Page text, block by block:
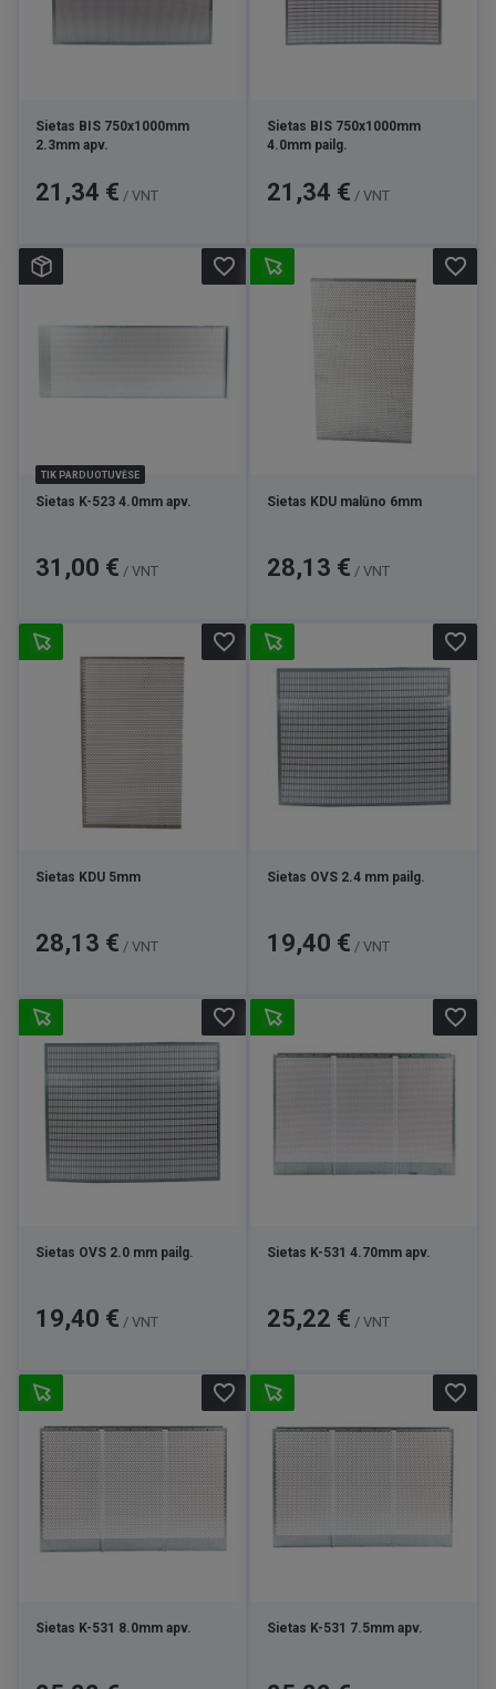
Sietas BIS 750x1000mm
2.3mm apv.
Kaina
21,34 € / VNT
Sietas BIS 750x1000mm
4.0mm pailg.
Kaina
21,34 € / VNT
TIK PARDUOTUVĖSE
Sietas K-523 4.0mm apv.
Kaina
31,00 € / VNT
favorite_border
Sietas KDU malūno 6mm
Kaina
28,13 € / VNT
favorite_border
Sietas KDU 5mm
Kaina
28,13 € / VNT
favorite_border
Sietas OVS 2.4 mm pailg.
Kaina
19,40 € / VNT
favorite_border
Sietas OVS 2.0 mm pailg.
Kaina
19,40 € / VNT
favorite_border
Sietas K-531 4.70mm apv.
Kaina
25,22 € / VNT
favorite_border
Sietas K-531 8.0mm apv.
favorite_border
Sietas K-531 7.5mm apv.
favorite_border